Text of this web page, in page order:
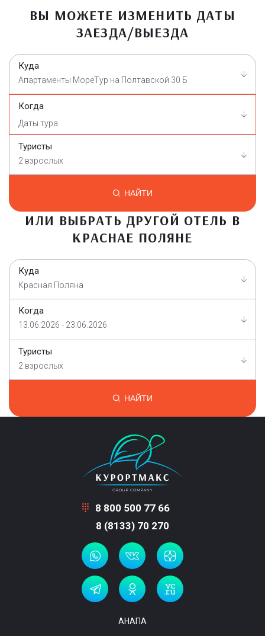
ВЫ МОЖЕТЕ ИЗМЕНИТЬ ДАТЫ
ЗАЕЗДА/ВЫЕЗДА
Куда
Апартаменты МореТур на Полтавской 30 Б
Когда
Туристы
2 взрослых
НАЙТИ
ИЛИ ВЫБРАТЬ ДРУГОЙ ОТЕЛЬ В
КРАСНАЕ ПОЛЯНЕ
Куда
Красная Поляна
Когда
13.06.2026 - 23.06.2026
Туристы
2 взрослых
НАЙТИ
8 800 500 77 66
8 (8133) 70 270
АНАПА